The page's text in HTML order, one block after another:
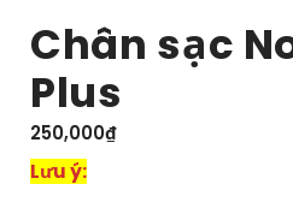
Chân sạc
Plus
250,000₫
Lưu ý: